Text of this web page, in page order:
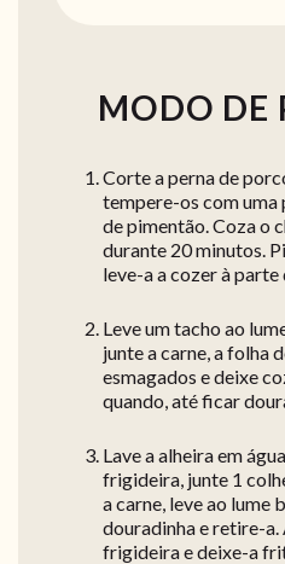
MODO DE
Corte a perna de
tempere-os com uma
de pimentão. Coza o
durante 20 minutos.
leve-a a cozer à parte
Leve um tacho ao
junte a carne, a folha
esmagados e deixe
quando, até ficar
Lave a alheira em
frigideira, junte 1
a carne, leve ao lume
douradinha e retire-a.
frigideira e deixe-a